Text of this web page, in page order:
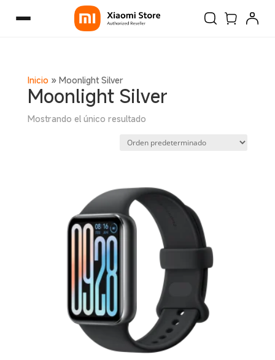
Inicio » Moonlight Silver
Moonlight Silver
Mostrando el único resultado